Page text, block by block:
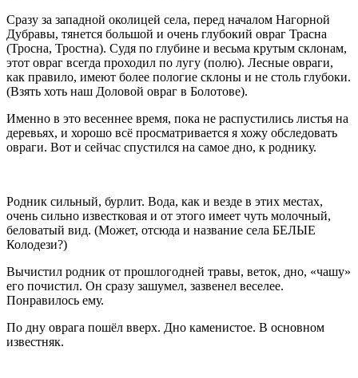
Сразу за западной околицей села, перед началом Нагорной
Дубравы, тянется большой и очень глубокий овраг Трасна
(Тросна, Тростна). Судя по глубине и весьма крутым склонам,
этот овраг всегда проходил по лугу (полю). Лесные овраги,
как правило, имеют более пологие склоны и не столь глубоки.
(Взять хоть наш Доловой овраг в Болотове).
Именно в это весеннее время, пока не распустились листья на
деревьях, и хорошо всё просматривается я хожу обследовать
овраги. Вот и сейчас спустился на самое дно, к роднику.
Родник сильный, бурлит. Вода, как и везде в этих местах,
очень сильно известковая и от этого имеет чуть молочный,
беловатый вид. (Может, отсюда и название села БЕЛЫЕ
Колодези?)
Вычистил родник от прошлогодней травы, веток, дно, «чашу»
его почистил. Он сразу зашумел, зазвенел веселее.
Понравилось ему.
По дну оврага пошёл вверх. Дно каменистое. В основном
известняк.